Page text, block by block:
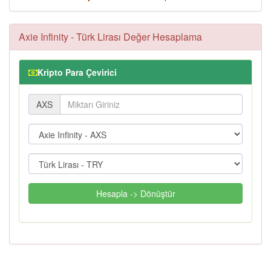
Axie Infinity - Türk Lirası Değer Hesaplama
Kripto Para Çevirici
AXS
Hesapla -> Dönüştür